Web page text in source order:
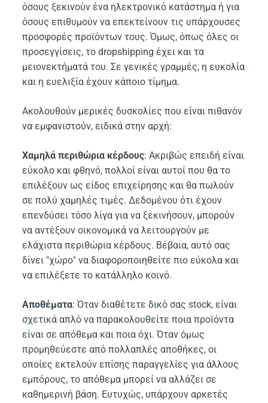
όσους ξεκινούν ένα ηλεκτρονικό κατάστημα ή για
όσους επιθυμούν να επεκτείνουν τις υπάρχουσες
προσφορές προϊόντων τους. Όμως, όπως όλες οι
προσεγγίσεις, το dropshipping έχει και τα
μειονεκτήματά του. Σε γενικές γραμμές, η ευκολία
και η ευελιξία έχουν κάποιο τίμημα.
Ακολουθούν μερικές δυσκολίες που είναι πιθανόν
να εμφανιστούν, ειδικά στην αρχή:
Χαμηλά περιθώρια κέρδους: Ακριβώς επειδή είναι
εύκολο και φθηνό, πολλοί είναι αυτοί που θα το
επιλέξουν ως είδος επιχείρησης και θα πωλούν
σε πολύ χαμηλές τιμές. Δεδομένου ότι έχουν
επενδύσει τόσο λίγα για να ξεκινήσουν, μπορούν
να αντέξουν οικονομικά να λειτουργούν με
ελάχιστα περιθώρια κέρδους. Βέβαια, αυτό σας
δίνει "χώρο" να διαφοροποιηθείτε πιο εύκολα και
να επιλέξετε το κατάλληλο κοινό.
Αποθέματα: Όταν διαθέτετε δικό σας stock, είναι
σχετικά απλό να παρακολουθείτε ποια προϊόντα
είναι σε απόθεμα και ποια όχι. Όταν όμως
προμηθεύεστε από πολλαπλές αποθήκες, οι
οποίες εκτελούν επίσης παραγγελίες για άλλους
εμπόρους, το απόθεμα μπορεί να αλλάζει σε
καθημερινή βάση. Ευτυχώς, υπάρχουν αρκετές